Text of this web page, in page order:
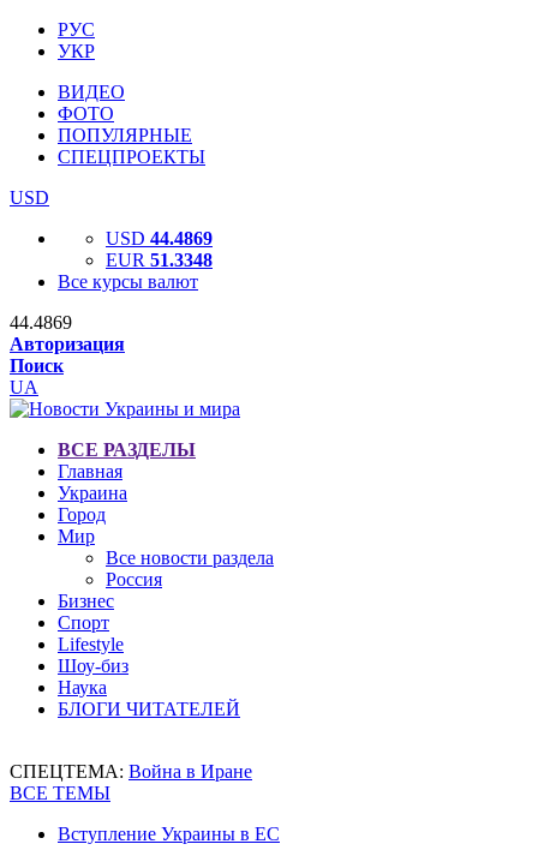
РУС
УКР
ВИДЕО
ФОТО
ПОПУЛЯРНЫЕ
СПЕЦПРОЕКТЫ
USD
USD 44.4869
EUR 51.3348
Все курсы валют
44.4869
Авторизация
Поиск
UA
ВСЕ РАЗДЕЛЫ
Главная
Украина
Город
Мир
Все новости раздела
Россия
Бизнес
Спорт
Lifestyle
Шоу-биз
Наука
БЛОГИ ЧИТАТЕЛЕЙ
СПЕЦТЕМА: Война в Иране
ВСЕ ТЕМЫ
Вступление Украины в ЕС